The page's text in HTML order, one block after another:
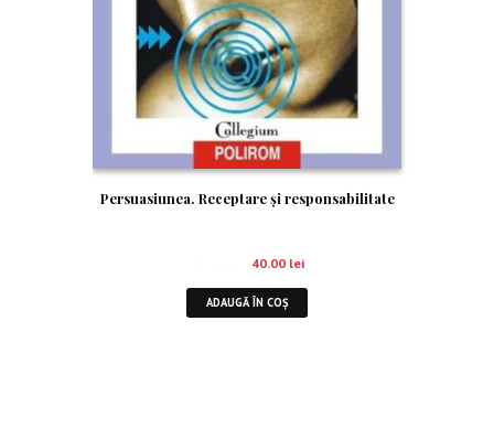
Persuasiunea. Receptare și responsabilitate
40.00 lei
ADAUGĂ ÎN COȘ